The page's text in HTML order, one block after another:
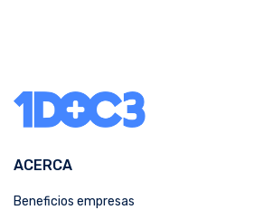
ACERCA
Beneficios empresas